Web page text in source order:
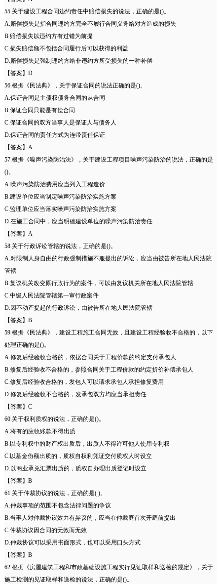
55.关于建设工程合同违约责任中赔偿损失的说法，正确的是()。
A.赔偿损失是指合同违约方完全不履行合同义务给对方造成的损失
B.赔偿损失以违约方有过错为前提
C.损失赔偿额不包括合同履行后可以获得的利益
D.赔偿损失是强制违约方给非违约方所受损失的一种补偿
【答案】D
56.根据《民法典》，关于保证合同的说法正确的是()。
A.保证合同是主债权债务合同的从合同
B.保证合同只能是有偿合同
C.保证合同的双方当事人是保证人与债务人
D.保证合同的责任方式为连带责任保证
【答案】A
57.根据《噪声污染防治法》，关于建设工程项目噪声污染防治的说法，正确的是
()。
A.噪声污染防治费用应当列入工程造价
B.建设单位应当制定噪声污染防治实施方案
C.监理单位应当落实噪声污染防治实施方案
D.在施工合同中，应当明确建设单位的噪声污染防治责任
【答案】A
58.关于行政诉讼管辖的说法，正确的是()。
A.对限制人身自由的行政强制措施不服提出的诉讼，应当由被告所在地人民法院
管辖
B.复议机关改变原行政行为的案件，可以由复议机关所在地人民法院管辖
C.中级人民法院管辖第一审行政案件
D.因不动产提起的行政诉讼，由被告所在地人民法院管辖
【答案】B
59.根据《民法典》，建设工程施工合同无效，且建设工程经验收不合格的，以下
处理正确的是()。
A.修复后经验收合格的，依据合同关于工程价款的约定支付承包人
B.修复后经验收不合格的，参照合同关于工程价款的约定折价补偿承包人
C.修复后经验收合格的，发包人可以请求承包人承担修复费用
D.修复后经验收不合格的，发承包双方均应当承担责任
【答案】C
60.关于权利质权的说法，正确的是()。
A.将有的应收账款不得出质
B.以专利权中的财产权出质后，出质人不得许可他人使用专利权
C.以基金份额出质的，质权自权利凭证交付质权人时设立
D.以商业承兑汇票出质的，质权自办理出质登记时设立
【答案】B
61.关于仲裁协议的说法，正确的是( )。
A.仲裁事项的范围不包含法律问题的争议
B.当事人对仲裁协议效力有异议的，应当在仲裁庭首次开庭前提出
C.仲裁协议因合同的无效而无效
D.仲裁协议可以采用书面形式，也可以采用口头方式
【答案】B
62.根据《房屋建筑工程和市政基础设施工程实行见证取样和送检的规定》，关于
施工检测的见证取样和送检的说法，正确的是()。